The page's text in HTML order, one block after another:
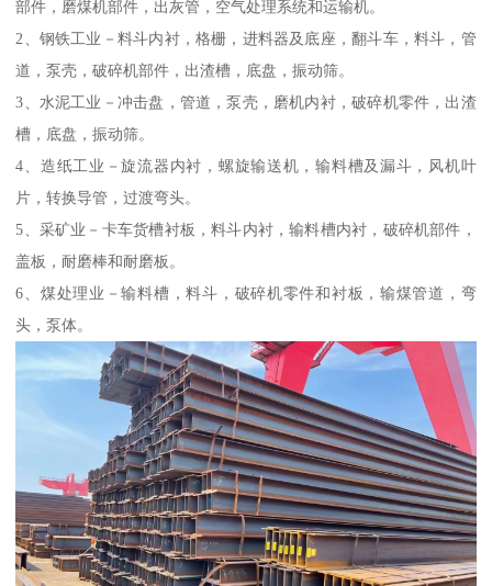
部件，磨煤机部件，出灰管，空气处理系统和运输机。
2、钢铁工业－料斗内衬，格栅，进料器及底座，翻斗车，料斗，管
道，泵壳，破碎机部件，出渣槽，底盘，振动筛。
3、水泥工业－冲击盘，管道，泵壳，磨机内衬，破碎机零件，出渣
槽，底盘，振动筛。
4、造纸工业－旋流器内衬，螺旋输送机，输料槽及漏斗，风机叶
片，转换导管，过渡弯头。
5、采矿业－卡车货槽衬板，料斗内衬，输料槽内衬，破碎机部件，
盖板，耐磨棒和耐磨板。
6、煤处理业－输料槽，料斗，破碎机零件和衬板，输煤管道，弯
头，泵体。